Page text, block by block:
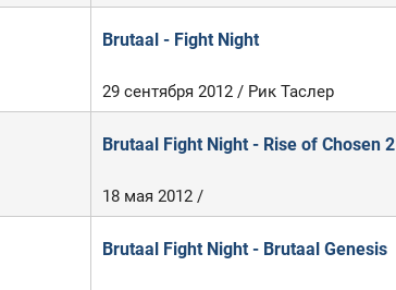
Brutaal - Fight Night
29 сентября 2012 / Рик Таслер
Brutaal Fight Night - Rise of Chosen 2
18 мая 2012 /
Brutaal Fight Night - Brutaal Genesis